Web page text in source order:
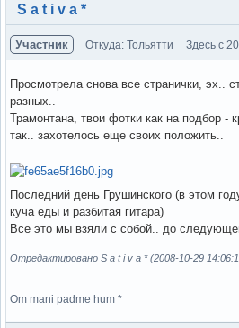
Вне форума
S a t i v a *
Участник Откуда: Тольятти Здесь с
Просмотрела снова все странички, эх..
разных..
Трамонтана, твои фотки как на подбор -
так.. захотелось еще своих положить..
Последний день Грушинского (в этом
куча еды и разбитая гитара)
Все это мы взяли с собой.. до
Отредактировано S a t i v a * (2008-10-29
Om mani padme hum *